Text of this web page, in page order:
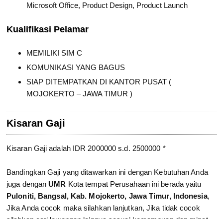
Microsoft Office, Product Design, Product Launch
Kualifikasi Pelamar
MEMILIKI SIM C
KOMUNIKASI YANG BAGUS
SIAP DITEMPATKAN DI KANTOR PUSAT (
MOJOKERTO – JAWA TIMUR )
Kisaran Gaji
Kisaran Gaji adalah IDR 2000000 s.d. 2500000 *
Bandingkan Gaji yang ditawarkan ini dengan Kebutuhan Anda
juga dengan UMR Kota tempat Perusahaan ini berada yaitu
Puloniti, Bangsal, Kab. Mojokerto, Jawa Timur, Indonesia,
Jika Anda cocok maka silahkan lanjutkan, Jika tidak cocok